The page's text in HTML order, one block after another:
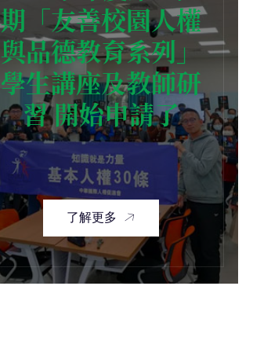
期「友善校園人權
與品德教育系列」
學生講座及教師研
習 開始申請了
了解更多